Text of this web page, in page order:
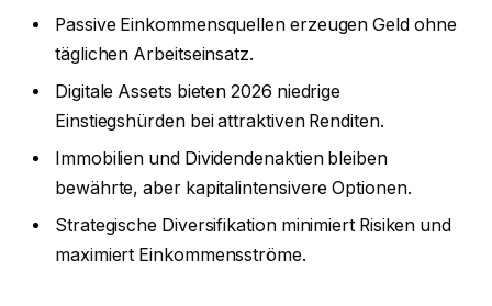
Passive Einkommensquellen erzeugen Geld ohne
täglichen Arbeitseinsatz.
Digitale Assets bieten 2026 niedrige
Einstiegshürden bei attraktiven Renditen.
Immobilien und Dividendenaktien bleiben
bewährte, aber kapitalintensivere Optionen.
Strategische Diversifikation minimiert Risiken und
maximiert Einkommensströme.